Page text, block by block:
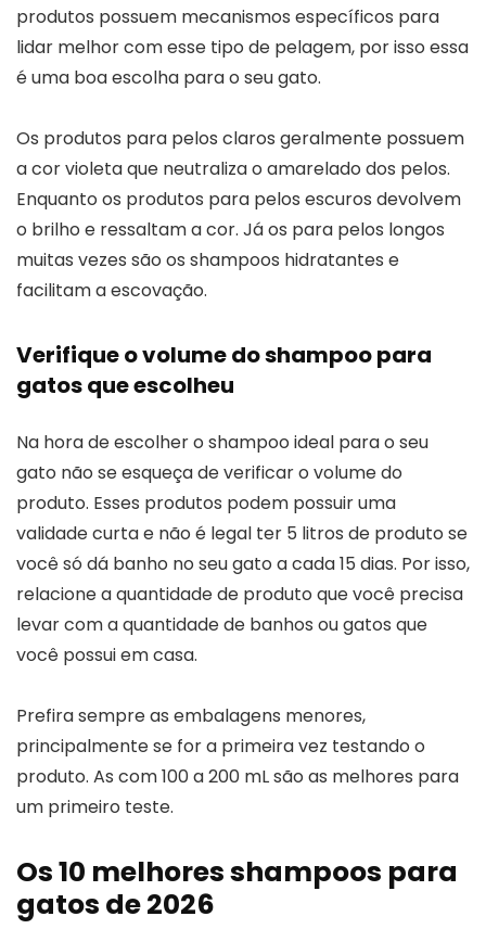
produtos possuem mecanismos específicos para
lidar melhor com esse tipo de pelagem, por isso essa
é uma boa escolha para o seu gato.
Os produtos para pelos claros geralmente possuem
a cor violeta que neutraliza o amarelado dos pelos.
Enquanto os produtos para pelos escuros devolvem
o brilho e ressaltam a cor. Já os para pelos longos
muitas vezes são os shampoos hidratantes e
facilitam a escovação.
Verifique o volume do shampoo para
gatos que escolheu
Na hora de escolher o shampoo ideal para o seu
gato não se esqueça de verificar o volume do
produto. Esses produtos podem possuir uma
validade curta e não é legal ter 5 litros de produto se
você só dá banho no seu gato a cada 15 dias. Por isso,
relacione a quantidade de produto que você precisa
levar com a quantidade de banhos ou gatos que
você possui em casa.
Prefira sempre as embalagens menores,
principalmente se for a primeira vez testando o
produto. As com 100 a 200 mL são as melhores para
um primeiro teste.
Os 10 melhores shampoos para
gatos de 2026